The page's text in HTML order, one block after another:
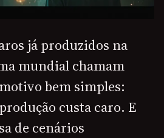
já produzidos na
mundial chamam
bem simples:
custa caro. E
de cenários